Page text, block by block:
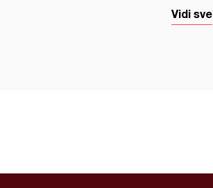
Vidi sve